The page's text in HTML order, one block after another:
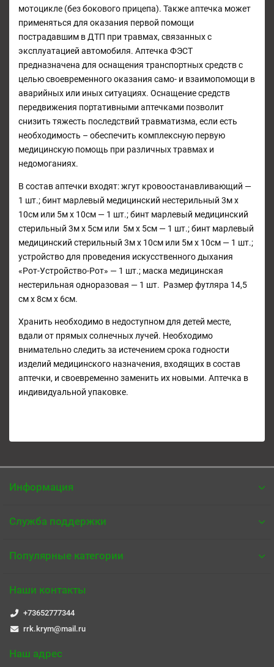
мотоцикле (без бокового прицепа). Также аптечка может
применяться для оказания первой помощи
пострадавшим в ДТП при травмах, связанных с
эксплуатацией автомобиля. Аптечка ФЭСТ
предназначена для оснащения транспортных средств с
целью своевременного оказания само- и взаимопомощи в
аварийных или иных ситуациях. Оснащение средств
передвижения портативными аптечками позволит
снизить тяжесть последствий травматизма, если есть
необходимость – обеспечить комплексную первую
медицинскую помощь при различных травмах и
недомоганиях.
В состав аптечки входят: жгут кровоостанавливающий —
1 шт.; бинт марлевый медицинский нестерильный 3м х
10см или 5м х 10см — 1 шт.; бинт марлевый медицинский
стерильный 3м х 5см или 5м х 5см — 1 шт.; бинт марлевый
медицинский стерильный 3м х 10см или 5м х 10см — 1 шт.;
устройство для проведения искусственного дыхания
«Рот-Устройство-Рот» — 1 шт.; маска медицинская
нестерильная одноразовая — 1 шт. Размер футляра 14,5
см х 8см х 6см.
Хранить необходимо в недоступном для детей месте,
вдали от прямых солнечных лучей. Необходимо
внимательно следить за истечением срока годности
изделий медицинского назначения, входящих в состав
аптечки, и своевременно заменить их новыми. Аптечка в
индивидуальной упаковке.
Информация
Служба поддержки
Популярные категории
Наши контакты
+73652777344
rrk.krym@mail.ru
Наш адрес